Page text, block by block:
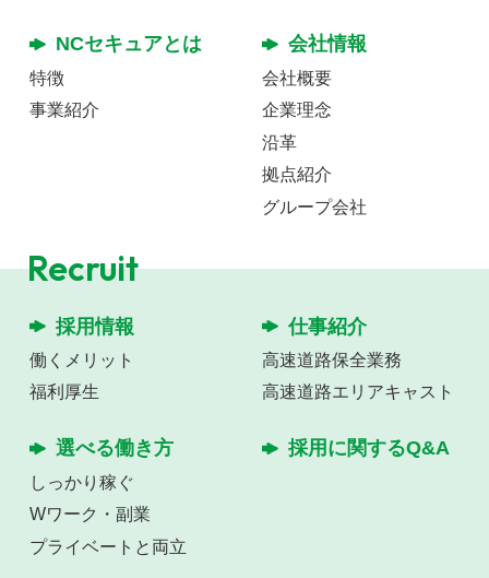
NCセキュアとは
特徴
事業紹介
会社情報
会社概要
企業理念
沿⾰
拠点紹介
グループ会社
Recruit
採⽤情報
働くメリット
福利厚⽣
仕事紹介
⾼速道路保全業務
⾼速道路エリアキャスト
選べる働き⽅
しっかり稼ぐ
Wワーク・副業
プライベートと両立
採⽤に関するQ&A